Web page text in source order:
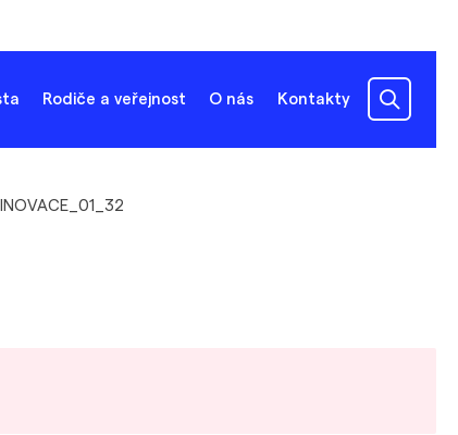
Rodiče a veřejnost O nás Kontakty